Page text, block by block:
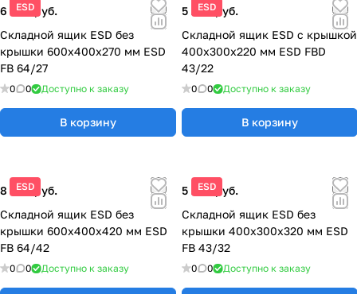
ESD
6 560 руб.
Складной ящик ESD без
крышки 600x400x270 мм ESD
FB 64/27
0 0 Доступно к заказу
В корзину
ESD
5 200 руб.
Складной ящик ESD с крышкой
400x300x220 мм ESD FBD
43/22
0 0 Доступно к заказу
В корзину
ESD
8 300 руб.
Складной ящик ESD без
крышки 600x400x420 мм ESD
FB 64/42
0 0 Доступно к заказу
ESD
5 200 руб.
Складной ящик ESD без
крышки 400x300x320 мм ESD
FB 43/32
0 0 Доступно к заказу